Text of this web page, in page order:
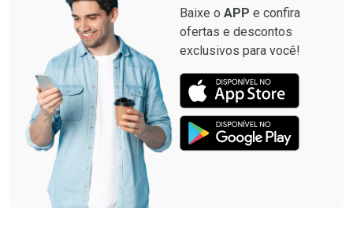
Baixe o APP e confira
ofertas e descontos
exclusivos para você!